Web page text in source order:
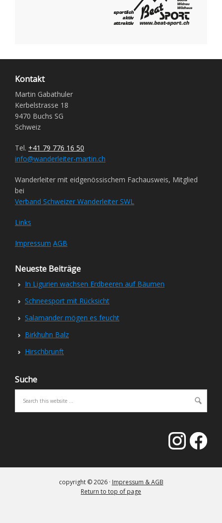
Kontakt
Martin Gabathuler
Kerbelstrasse 18
9470 Buchs SG
Schweiz
Tel. +41 79 776 16 50
info@wanderleiter-martin.ch
Wanderleiter mit eidgenössischem Fachausweis, Mitglied
bei
Verband Schweizer Wanderleiter SWL
Links
Impressum AGB
Neueste Beiträge
In Ligurien wachsen Erdbeeren auf Bäumen
Schneesport mit Rücksicht
Salamander mögen es feucht
Birkhuhn Balz
Hirschbrunft
Suche
copyright © 2026 · Impressum & AGB
Return to top of page